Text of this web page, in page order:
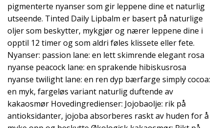
pigmenterte nyanser som gir leppene dine et naturlig
utseende. Tinted Daily Lipbalm er basert på naturlige
oljer som beskytter, mykgjør og nærer leppene dine i
opptil 12 timer og som aldri føles klissete eller fete.
Nyanser: passion lane: en lett skimrende elegant rosa
nyanse peacock lane: en sprakende hibiskusrosa
nyanse twilight lane: en ren dyp bærfarge simply cocoa:
en myk, fargeløs variant naturlig duftende av
kakaosmør Hovedingredienser: Jojobaolje: rik på
antioksidanter, jojoba absorberes raskt av huden for å